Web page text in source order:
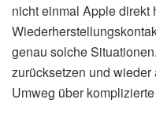
nicht einmal Apple direkt
genau solche
zurücksetzen und
Umweg über